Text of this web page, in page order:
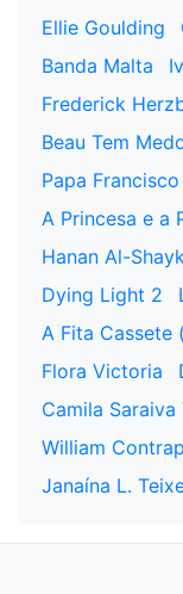
Ellie Goulding
Banda Malta
Frederick
Beau Tem
Papa Francisco
A Princesa e a
Hanan Al-
Dying Light 2
A Fita Cassete
Flora Victoria
Camila Saraiva
William
Janaína L.